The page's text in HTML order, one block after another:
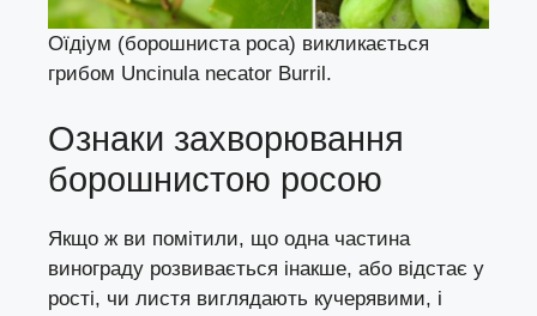
Оїдіум (борошниста роса) викликається
грибом Uncinula necator Burril.
Ознаки захворювання
борошнистою росою
Якщо ж ви помітили, що одна частина
винограду розвивається інакше, або відстає у
рості, чи листя виглядають кучерявими, і